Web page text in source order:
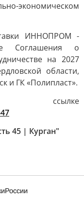
ИННОПРОМ -
Соглашения о
на 2027
области,
и ГК «Полипласт».
ссылке
45 | Курган"